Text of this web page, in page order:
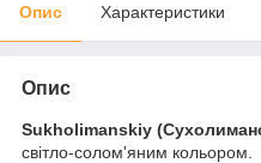
Опис Характеристики
Опис
Sukholimanskiy
світло-солом'яним кольором.